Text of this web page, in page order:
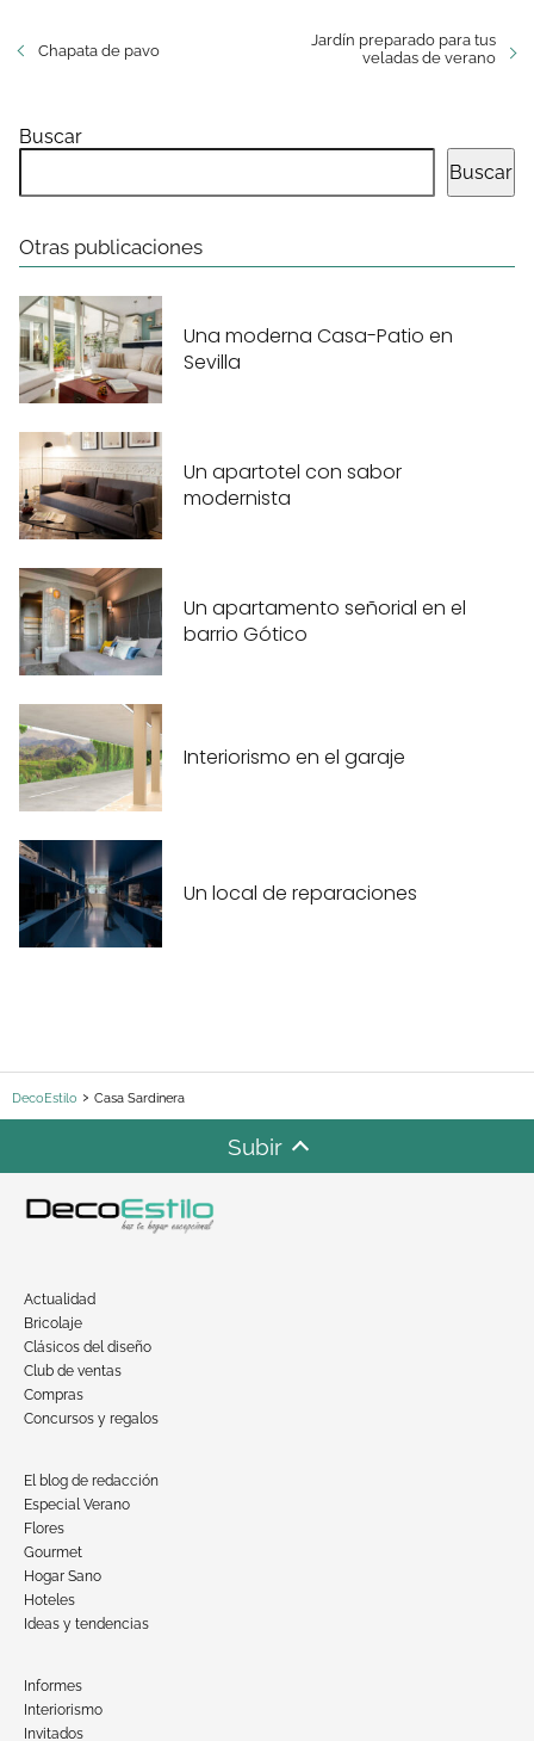
Chapata de pavo
Jardín preparado para tus
veladas de verano
Buscar
Buscar
Otras publicaciones
Una moderna Casa-Patio en
Sevilla
Un apartotel con sabor
modernista
Un apartamento señorial en el
barrio Gótico
Interiorismo en el garaje
Un local de reparaciones
DecoEstilo Casa Sardinera
Subir
Actualidad
Bricolaje
Clásicos del diseño
Club de ventas
Compras
Concursos y regalos
El blog de redacción
Especial Verano
Flores
Gourmet
Hogar Sano
Hoteles
Ideas y tendencias
Informes
Interiorismo
Invitados